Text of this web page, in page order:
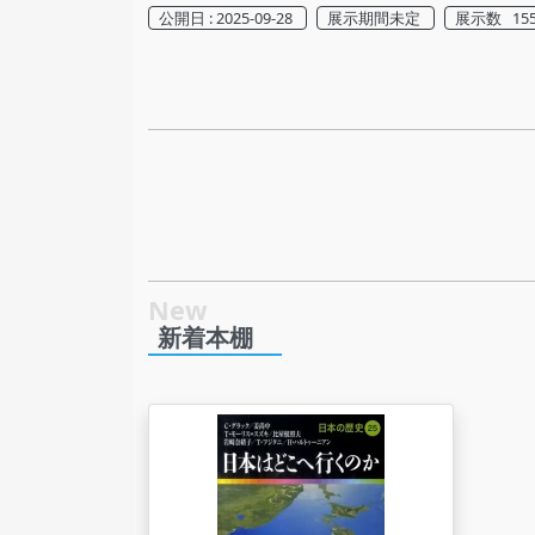
公開日 : 2025-09-28 展示期間未定 展示数
新着本棚